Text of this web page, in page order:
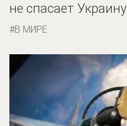
не спасает Украину
В МИРЕ